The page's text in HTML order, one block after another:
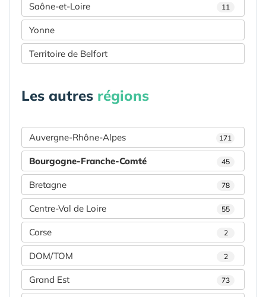
Saône-et-Loire 11
Yonne
Territoire de Belfort
Les autres régions
Auvergne-Rhône-Alpes 171
Bourgogne-Franche-Comté 45
Bretagne 78
Centre-Val de Loire 55
Corse 2
DOM/TOM 2
Grand Est 73